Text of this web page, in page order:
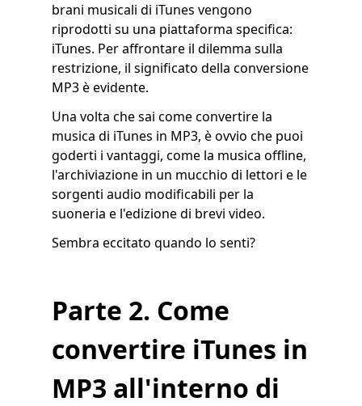
brani musicali di iTunes vengono
riprodotti su una piattaforma specifica:
iTunes. Per affrontare il dilemma sulla
restrizione, il significato della conversione
MP3 è evidente.
Una volta che sai come convertire la
musica di iTunes in MP3, è ovvio che puoi
goderti i vantaggi, come la musica offline,
l'archiviazione in un mucchio di lettori e le
sorgenti audio modificabili per la
suoneria e l'edizione di brevi video.
Sembra eccitato quando lo senti?
Parte 2. Come
convertire iTunes in
MP3 all'interno di